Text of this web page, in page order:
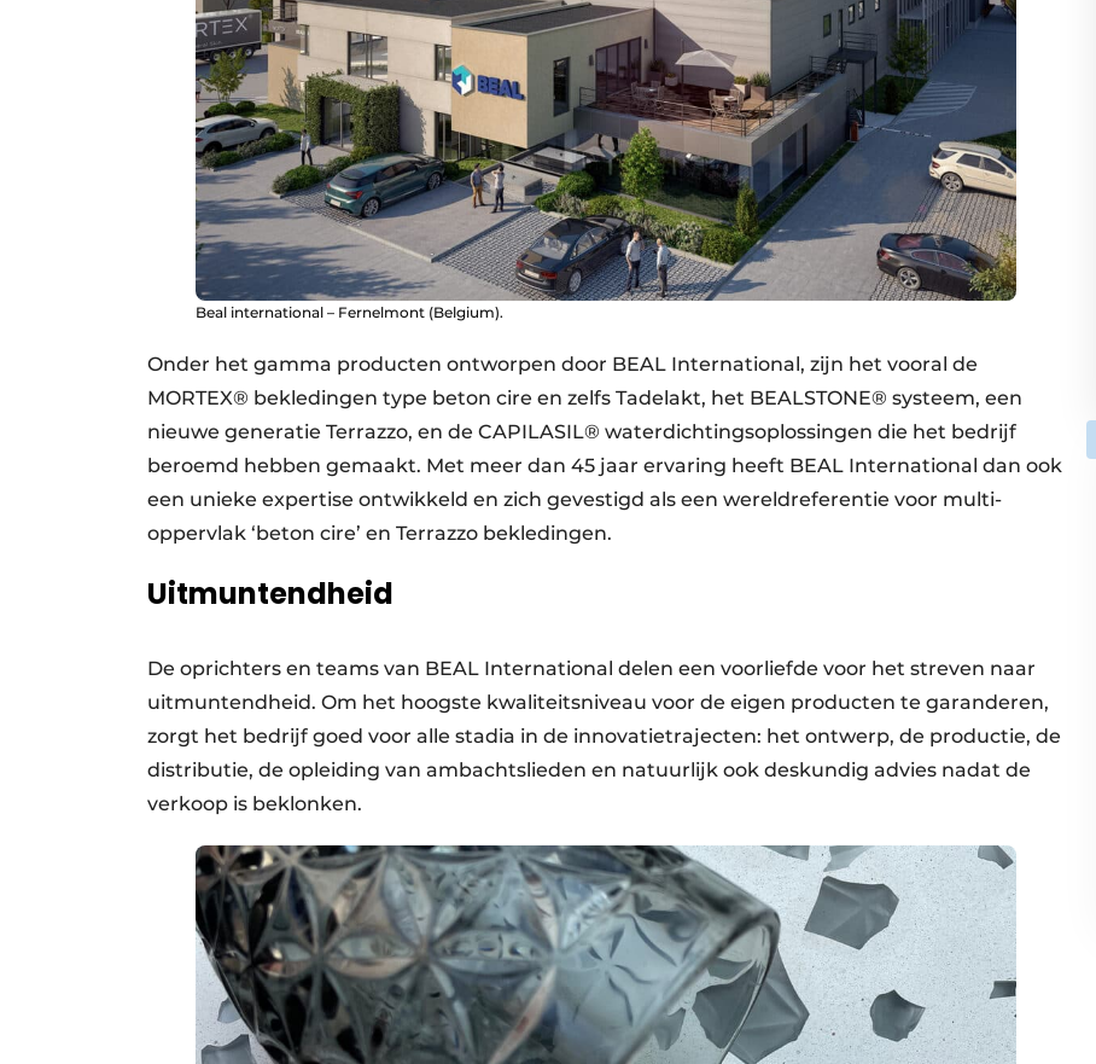
Beal international – Fernelmont (Belgium).
Onder het gamma producten ontworpen door BEAL International, zijn het vooral de
MORTEX® bekledingen type beton cire en zelfs Tadelakt, het BEALSTONE® systeem, een
nieuwe generatie Terrazzo, en de CAPILASIL® waterdichtingsoplossingen die het bedrijf
beroemd hebben gemaakt. Met meer dan 45 jaar ervaring heeft BEAL International dan ook
een unieke expertise ontwikkeld en zich gevestigd als een wereldreferentie voor multi-
oppervlak ‘beton cire’ en Terrazzo bekledingen.
Uitmuntendheid
De oprichters en teams van BEAL International delen een voorliefde voor het streven naar
uitmuntendheid. Om het hoogste kwaliteitsniveau voor de eigen producten te garanderen,
zorgt het bedrijf goed voor alle stadia in de innovatietrajecten: het ontwerp, de productie, de
distributie, de opleiding van ambachtslieden en natuurlijk ook deskundig advies nadat de
verkoop is beklonken.